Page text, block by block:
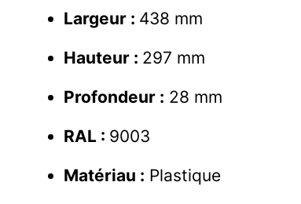
Largeur : 438 mm
Hauteur : 297 mm
Profondeur : 28 mm
RAL : 9003
Matériau : Plastique